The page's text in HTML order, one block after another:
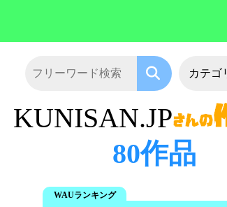
KUNISAN.JP
80作品
WAUランキング